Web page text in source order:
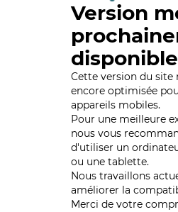
Version
disponible
Cette version du site
encore optimisée
appareils mobiles.
Pour une meilleure
nous vous
d'utiliser un
ou une tablette.
Nous travaillons
améliorer la
Merci de votre